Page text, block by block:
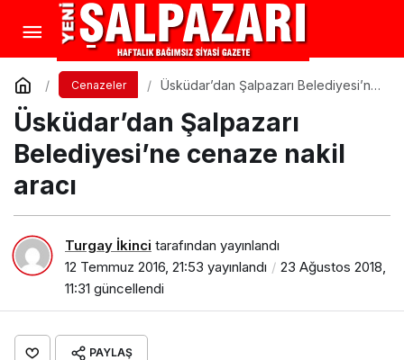
Cenazeler
Üsküdar’dan Şalpazarı Belediyesi’ne
Üsküdar’dan Şalpazarı
Belediyesi’ne cenaze nakil
aracı
Turgay İkinci tarafından yayınlandı
12 Temmuz 2016, 21:53 yayınlandı
23 Ağustos 2018,
11:31 güncellendi
PAYLAŞ